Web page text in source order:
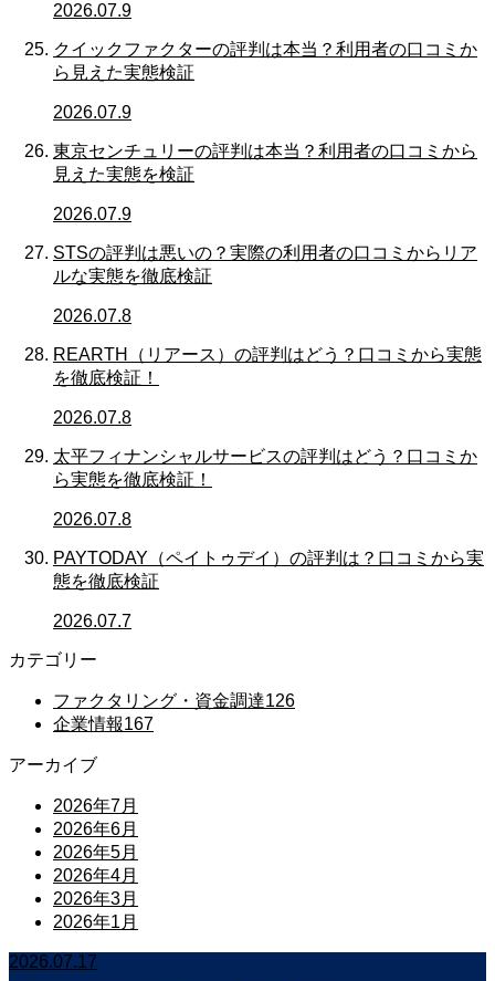
2026.07.9
クイックファクターの評判は本当？利用者の口コミか
ら見えた実態検証
2026.07.9
東京センチュリーの評判は本当？利用者の口コミから
見えた実態を検証
2026.07.9
STSの評判は悪いの？実際の利用者の口コミからリア
ルな実態を徹底検証
2026.07.8
REARTH（リアース）の評判はどう？口コミから実態
を徹底検証！
2026.07.8
太平フィナンシャルサービスの評判はどう？口コミか
ら実態を徹底検証！
2026.07.8
PAYTODAY（ペイトゥデイ）の評判は？口コミから実
態を徹底検証
2026.07.7
カテゴリー
ファクタリング・資金調達126
企業情報167
アーカイブ
2026年7月
2026年6月
2026年5月
2026年4月
2026年3月
2026年1月
2026.07.17